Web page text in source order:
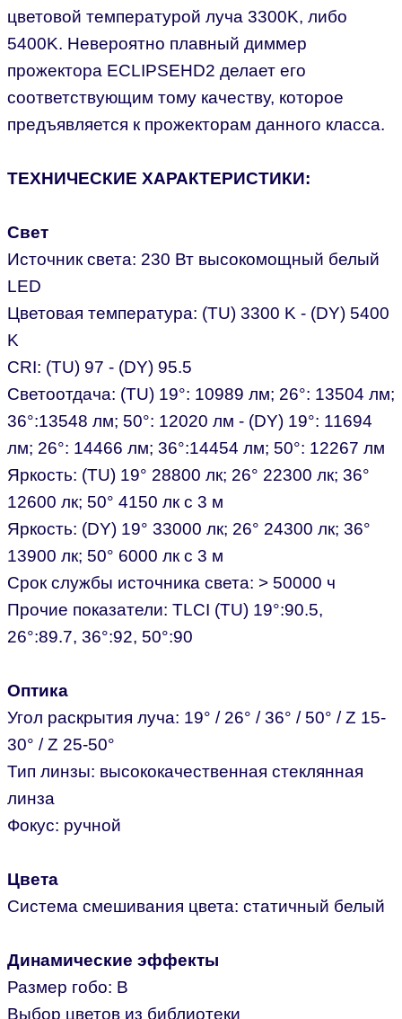
цветовой температурой луча 3300K, либо
5400K. Невероятно плавный диммер
прожектора ECLIPSEHD2 делает его
соответствующим тому качеству, которое
предъявляется к прожекторам данного класса.
ТЕХНИЧЕСКИЕ ХАРАКТЕРИСТИКИ:
Свет
Источник света: 230 Вт высокомощный белый
LED
Цветовая температура: (TU) 3300 K - (DY) 5400
K
CRI: (TU) 97 - (DY) 95.5
Светоотдача: (TU) 19°: 10989 лм; 26°: 13504 лм;
36°:13548 лм; 50°: 12020 лм - (DY) 19°: 11694
лм; 26°: 14466 лм; 36°:14454 лм; 50°: 12267 лм
Яркость: (TU) 19° 28800 лк; 26° 22300 лк; 36°
12600 лк; 50° 4150 лк с 3 м
Яркость: (DY) 19° 33000 лк; 26° 24300 лк; 36°
13900 лк; 50° 6000 лк с 3 м
Срок службы источника света: > 50000 ч
Прочие показатели: TLCI (TU) 19°:90.5,
26°:89.7, 36°:92, 50°:90
Оптика
Угол раскрытия луча: 19° / 26° / 36° / 50° / Z 15-
30° / Z 25-50°
Тип линзы: высококачественная стеклянная
линза
Фокус: ручной
Цвета
Система смешивания цвета: статичный белый
Динамические эффекты
Размер гобо: B
Выбор цветов из библиотеки